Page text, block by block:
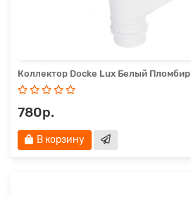
Коллектор Docke Lux Белый Пломбир
780р.
В корзину